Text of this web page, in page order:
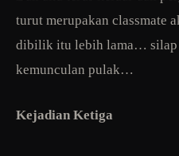
turut merupakan classmate
dibilik itu lebih lama… silap
kemunculan pulak…
Kejadian Ketiga